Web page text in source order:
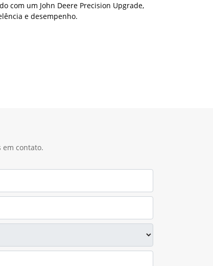
com um John Deere Precision Upgrade,
e desempenho.
em contato.